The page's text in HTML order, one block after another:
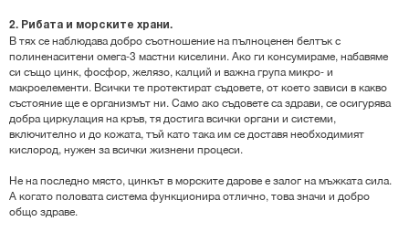
2. Рибата и морските храни.
В тях се наблюдава добро съотношение на пълноценен белтък с
полиненаситени омега-3 мастни киселини. Ако ги консумираме, набавяме
си също цинк, фосфор, желязо, калций и важна група микро- и
макроелементи. Всички те протектират съдовете, от което зависи в какво
състояние ще е организмът ни. Само ако съдовете са здрави, се осигурява
добра циркулация на кръв, тя достига всички органи и системи,
включително и до кожата, тъй като така им се доставя необходимият
кислород, нужен за всички жизнени процеси.
Не на последно място, цинкът в морските дарове е залог на мъжката сила.
А когато половата система функционира отлично, това значи и добро
общо здраве.